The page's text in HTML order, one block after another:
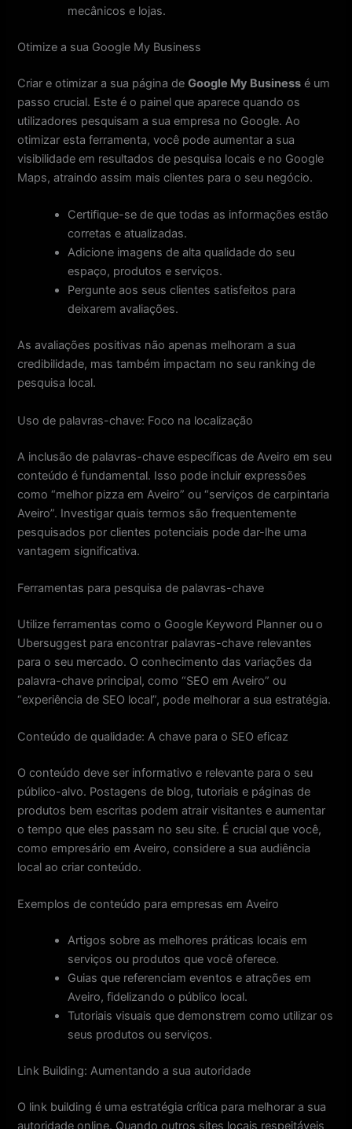
mecânicos e lojas.
Otimize a sua Google My Business
Criar e otimizar a sua página deGoogle My Business é um
passo crucial. Este é o painel que aparece quando os
utilizadores pesquisam a sua empresa no Google. Ao
otimizar esta ferramenta, você pode aumentar a sua
visibilidade em resultados de pesquisa locais e no Google
Maps, atraindo assim mais clientes para o seu negócio.
Certifique-se de que todas as informações estão
corretas e atualizadas.
Adicione imagens de alta qualidade do seu
espaço, produtos e serviços.
Pergunte aos seus clientes satisfeitos para
deixarem avaliações.
As avaliações positivas não apenas melhoram a sua
credibilidade, mas também impactam no seu ranking de
pesquisa local.
Uso de palavras-chave: Foco na localização
A inclusão de palavras-chave específicas de Aveiro em seu
conteúdo é fundamental. Isso pode incluir expressões
como “melhor pizza em Aveiro” ou “serviços de carpintaria
Aveiro”. Investigar quais termos são frequentemente
pesquisados por clientes potenciais pode dar-lhe uma
vantagem significativa.
Ferramentas para pesquisa de palavras-chave
Utilize ferramentas como o Google Keyword Planner ou o
Ubersuggest para encontrar palavras-chave relevantes
para o seu mercado. O conhecimento das variações da
palavra-chave principal, como “SEO em Aveiro” ou
“experiência de SEO local”, pode melhorar a sua estratégia.
Conteúdo de qualidade: A chave para o SEO eficaz
O conteúdo deve ser informativo e relevante para o seu
público-alvo. Postagens de blog, tutoriais e páginas de
produtos bem escritas podem atrair visitantes e aumentar
o tempo que eles passam no seu site. É crucial que você,
como empresário em Aveiro, considere a sua audiência
local ao criar conteúdo.
Exemplos de conteúdo para empresas em Aveiro
Artigos sobre as melhores práticas locais em
serviços ou produtos que você oferece.
Guias que referenciam eventos e atrações em
Aveiro, fidelizando o público local.
Tutoriais visuais que demonstrem como utilizar os
seus produtos ou serviços.
Link Building: Aumentando a sua autoridade
O link building é uma estratégia crítica para melhorar a sua
autoridade online. Quando outros sites locais respeitáveis